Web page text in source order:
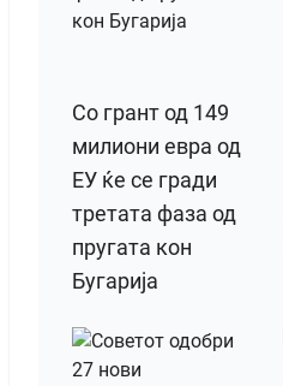
Со грант од 149
милиони евра од
ЕУ ќе се гради
третата фаза од
пругата кон
Бугарија